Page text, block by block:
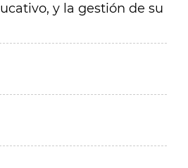
y la gestión de su